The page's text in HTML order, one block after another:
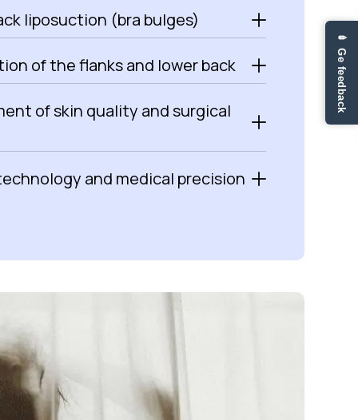
liposuction (bra bulges)
of the flanks and lower back
of skin quality and surgical
and medical precision
✏ Ge feedback